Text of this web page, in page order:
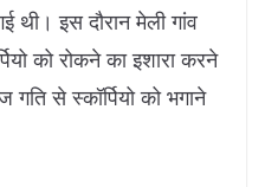
थी। इस दौरान मेली गांव
को रोकने का इशारा करने
से स्कॉर्पियो को भगाने